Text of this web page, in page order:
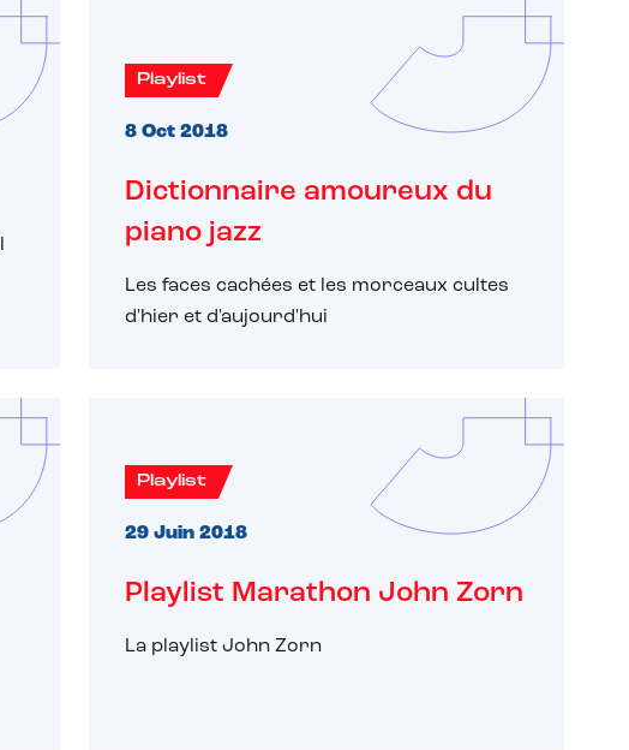
Playlist
8 Oct 2018
Dictionnaire amoureux du
piano jazz
Les faces cachées et les morceaux cultes
d'hier et d'aujourd'hui
Playlist
29 Juin 2018
Playlist Marathon John Zorn
La playlist John Zorn